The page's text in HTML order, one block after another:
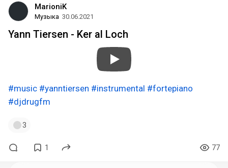
MarioniK
Музыка 30.06.2021
Yann Tiersen - Ker al Loch
#music #yanntiersen #instrumental #fortepiano
#djdrugfm
3
1 77